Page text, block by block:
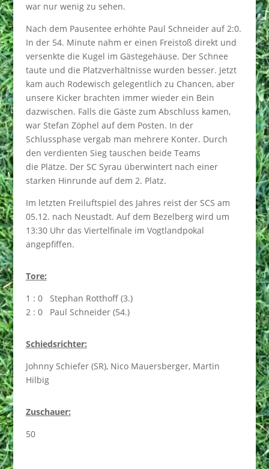
war nur wenig zu sehen.
Nach dem Pausentee erhöhte Paul Schneider auf 2:0.
In der 54. Minute nahm er einen Freistoß direkt und
versenkte die Kugel im Gästegehäuse. Der Schnee
taute und die Platzverhältnisse wurden besser. Jetzt
kam auch Rodewisch gelegentlich zu Chancen, aber
unsere Kicker brachten immer wieder ein Bein
dazwischen. Falls die Gäste zum Abschluss kamen,
war Stefan Zöphel auf dem Posten. In der
Schlussphase vergab man mehrere Konter. Durch
den verdienten Sieg tauschen beide Teams
die Plätze. Der SC Syrau überwintert nach einer
starken Hinrunde auf dem 2. Platz.
Im letzten Freiluftspiel des Jahres reist der SCS am
05.12. nach Neustadt. Auf dem Bezelberg wird um
13:30 Uhr das Viertelfinale im Vogtlandpokal
angepfiffen.
Tore:
1 : 0 Stephan Rotthoff (3.)
2 : 0 Paul Schneider (54.)
Schiedsrichter:
Johnny Schiefer (SR), Nico Mauersberger, Martin
Hilbig
Zuschauer:
50